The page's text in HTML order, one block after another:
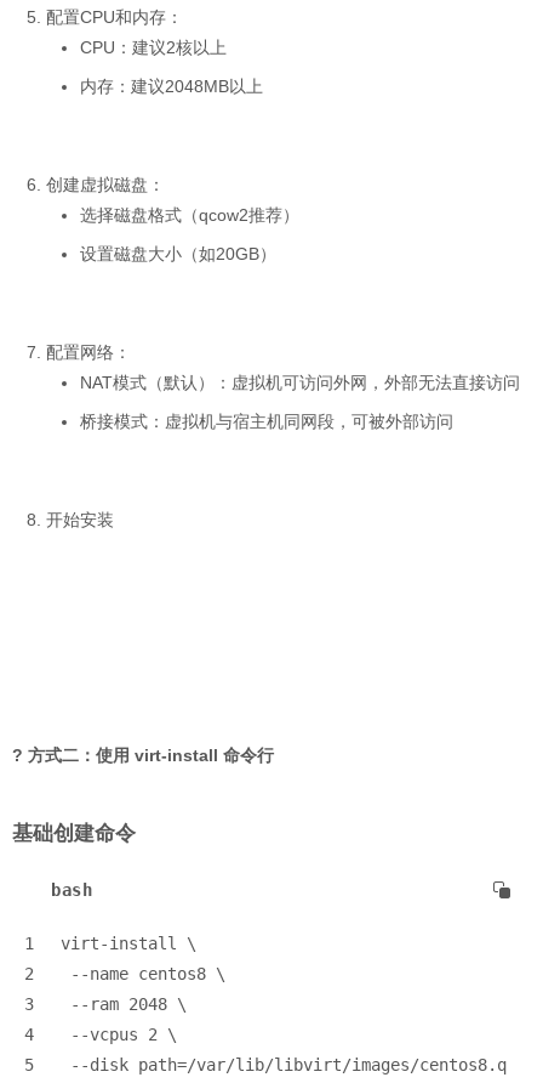
配置CPU和内存：
CPU：建议2核以上
内存：建议2048MB以上
创建虚拟磁盘：
选择磁盘格式（qcow2推荐）
设置磁盘大小（如20GB）
配置网络：
NAT模式（默认）：虚拟机可访问外网，外部无法直接访问
桥接模式：虚拟机与宿主机同网段，可被外部访问
开始安装
? 方式二：使用 virt-install 命令行
基础创建命令
bash
1
virt-install \
2
--name centos8 \
3
--ram 2048 \
4
--vcpus 2 \
5